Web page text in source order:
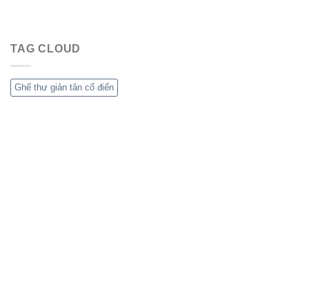
TAG CLOUD
Ghế thư giản tân cổ điển